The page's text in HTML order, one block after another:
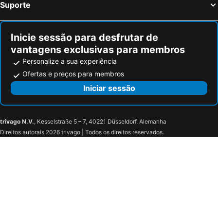
Suporte
Inicie sessão para desfrutar de
vantagens exclusivas para membros
Personalize a sua experiência
Ofertas e preços para membros
Iniciar sessão
trivago N.V., Kesselstraße 5 – 7, 40221 Düsseldorf, Alemanha
Direitos autorais 2026 trivago | Todos os direitos reservados.